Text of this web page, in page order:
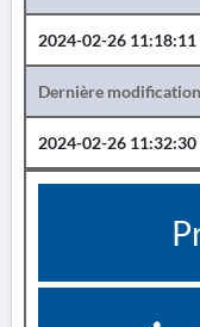
2024-02-26 11:18:11
Dernière modification
2024-02-26 11:32:30